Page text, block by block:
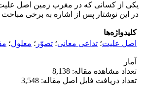
یکی از کسانی که در مغرب زمین اصل
در این نوشتار پس از اشاره به برخی
کلیدواژه‌ها
اصل علیت؛ تداعی معانی؛ تصوّر ؛ معلول؛
آمار
تعداد مشاهده مقاله: 8,138
تعداد دریافت فایل اصل مقاله: 3,548